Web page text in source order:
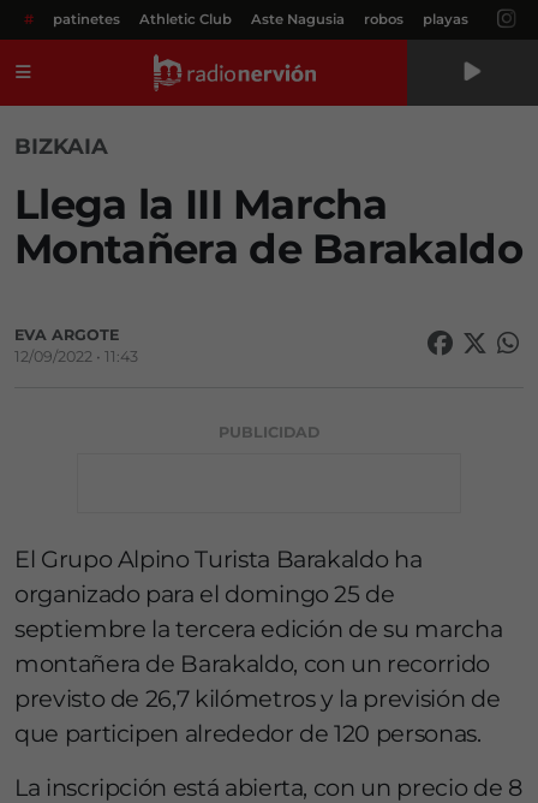
# patinetes Athletic Club Aste Nagusia robos playas
BIZKAIA
Llega la III Marcha
Montañera de Barakaldo
EVA ARGOTE
12/09/2022 • 11:43
PUBLICIDAD
El Grupo Alpino Turista Barakaldo ha
organizado para el domingo 25 de
septiembre la tercera edición de su marcha
montañera de Barakaldo, con un recorrido
previsto de 26,7 kilómetros y la previsión de
que participen alrededor de 120 personas.
La inscripción está abierta, con un precio de 8